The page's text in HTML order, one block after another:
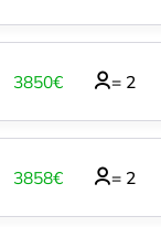
3850€ = 2
3858€ = 2